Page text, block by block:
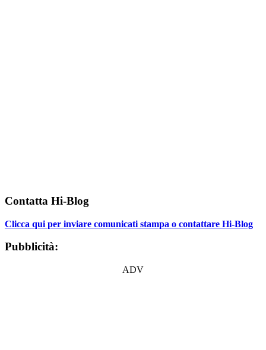
Contatta Hi-Blog
Clicca qui per inviare comunicati stampa o contattare Hi-Blog
Pubblicità:
ADV